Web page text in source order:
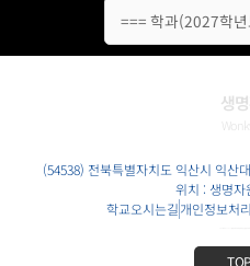
TOP
생
(54538) 전북특별자치도 익산시 익산
위치 : 생명자
학교오시는길개인정보처